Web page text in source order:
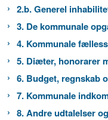
2.b. Generel
3. De kommunale
4. Kommunale
5. Diæter, honorarer
6. Budget, regnskab
7. Kommunale
8. Andre udtalelser